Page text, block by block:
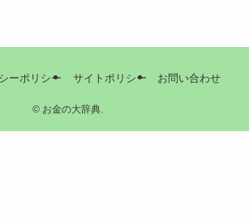
ーポリシー サイトポリシー お問い合わせ
©お金の大辞典.